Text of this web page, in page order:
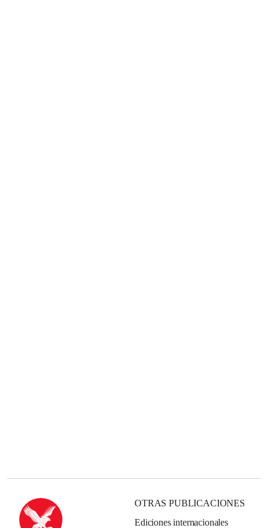
OTRAS PUBLICACIONES
Ediciones internacionales